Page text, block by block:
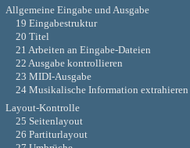
Allgemeine Eingabe und Ausgabe
19 Eingabestruktur
20 Titel
21 Arbeiten an Eingabe-Dateien
22 Ausgabe kontrollieren
23 MIDI-Ausgabe
24 Musikalische Information extrahieren
Layout-Kontrolle
25 Seitenlayout
26 Partiturlayout